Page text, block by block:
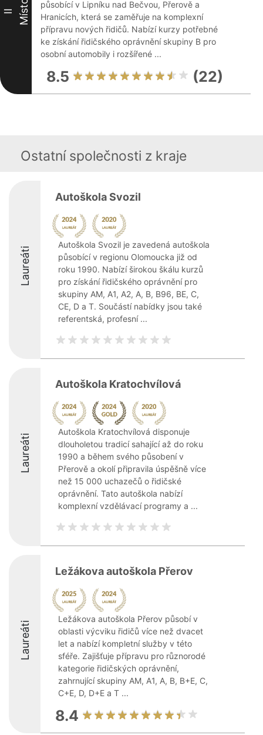
II Místo
působící v Lipníku nad Bečvou, Přerově a
Hranicích, která se zaměřuje na komplexní
přípravu nových řidičů. Nabízí kurzy potřebné
ke získání řidičského oprávnění skupiny B pro
osobní automobily i rozšířené ...
8.5 (22)
Ostatní společnosti z kraje
Laureáti
Autoškola Svozil
Autoškola Svozil je zavedená autoškola
působící v regionu Olomoucka již od
roku 1990. Nabízí širokou škálu kurzů
pro získání řidičského oprávnění pro
skupiny AM, A1, A2, A, B, B96, BE, C,
CE, D a T. Součástí nabídky jsou také
referentská, profesní ...
Laureáti
Autoškola Kratochvílová
Autoškola Kratochvílová disponuje
dlouholetou tradicí sahající až do roku
1990 a během svého působení v
Přerově a okolí připravila úspěšně více
než 15 000 uchazečů o řidičské
oprávnění. Tato autoškola nabízí
komplexní vzdělávací programy a ...
Laureáti
Ležákova autoškola Přerov
Ležákova autoškola Přerov působí v
oblasti výcviku řidičů více než dvacet
let a nabízí kompletní služby v této
sféře. Zajišťuje přípravu pro různorodé
kategorie řidičských oprávnění,
zahrnující skupiny AM, A1, A, B, B+E, C,
C+E, D, D+E a T ...
8.4